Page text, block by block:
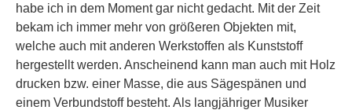
habe ich in dem Moment gar nicht gedacht. Mit der Zeit
bekam ich immer mehr von größeren Objekten mit,
welche auch mit anderen Werkstoffen als Kunststoff
hergestellt werden. Anscheinend kann man auch mit Holz
drucken bzw. einer Masse, die aus Sägespänen und
einem Verbundstoff besteht. Als langjähriger Musiker